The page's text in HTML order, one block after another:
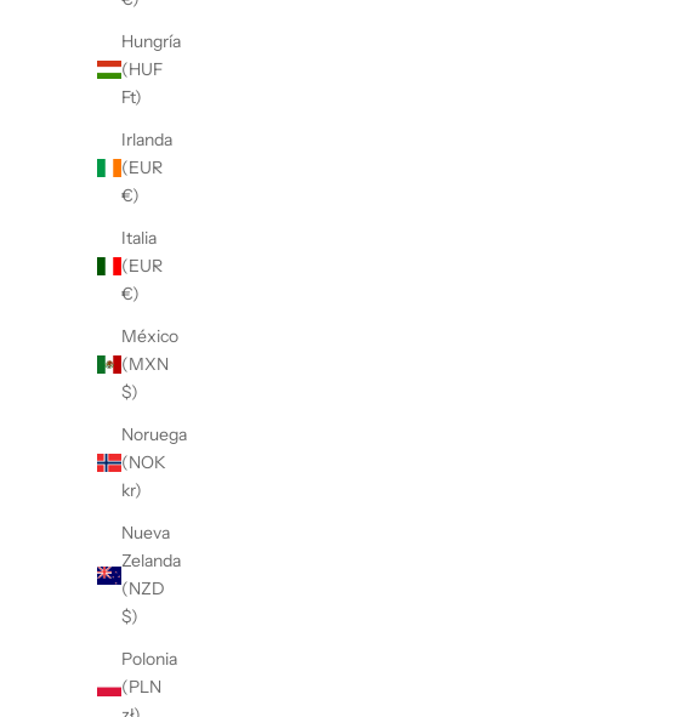
Hungría
(HUF
Ft)
Irlanda
(EUR
€)
Italia
(EUR
€)
México
(MXN
$)
Noruega
(NOK
kr)
Nueva
Zelanda
(NZD
$)
Polonia
(PLN